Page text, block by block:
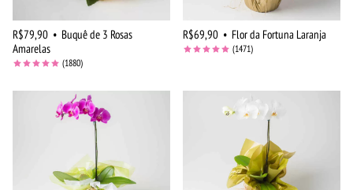
R$79,90 • Buquê de 3 Rosas
Amarelas
(1880)
R$69,90 • Flor da Fortuna Laranja
(1471)